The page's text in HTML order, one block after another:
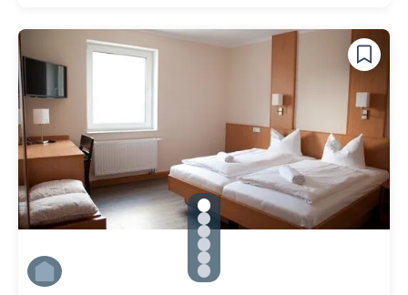
gallery.slide_selector
Zu Slide 1 wechseln
Zu Slide 2 wechseln
Zu Slide 3 wechseln
Zu Slide 4 wechseln
Zu Slide 5 wechseln
Zu Slide 6 wechseln